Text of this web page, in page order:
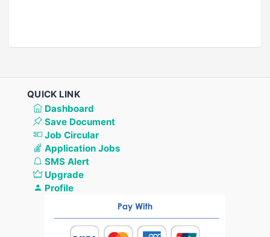
QUICK LINK
Dashboard
Save Document
Job Circular
Application Jobs
SMS Alert
Upgrade
Profile